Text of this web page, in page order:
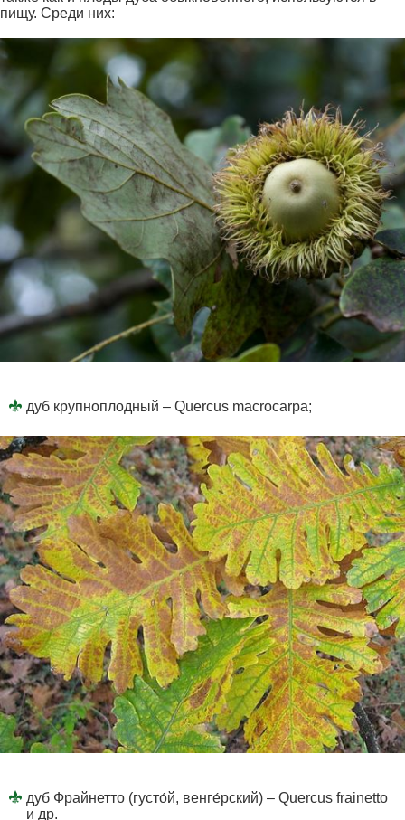
пищу. Среди них:
дуб крупноплодный – Quercus macrocarpa;
дуб Фрайнетто (густо́й, венге́рский) – Quercus frainetto
и др.